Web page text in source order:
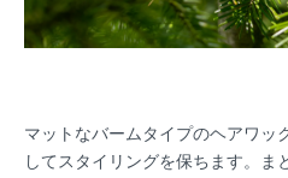
マットなバームタイプのヘアワッ
してスタイリングを保ちます。ま